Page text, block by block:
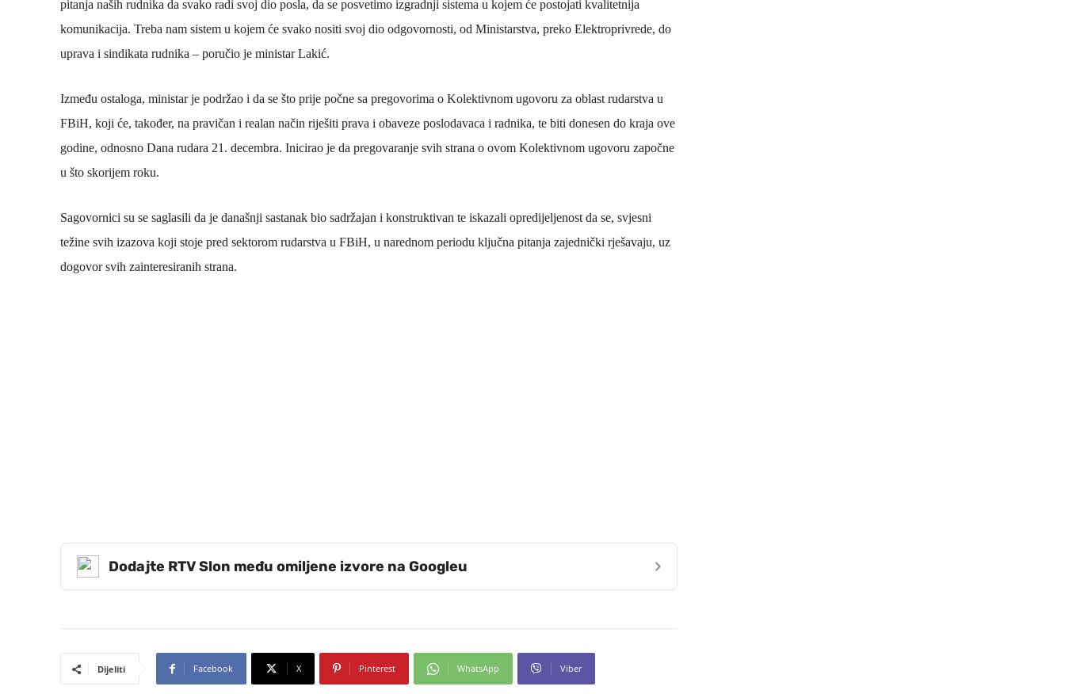
pitanja naših rudnika da svako radi svoj dio posla, da se posvetimo izgradnji sistema u kojem će postojati kvalitetnija
komunikacija. Treba nam sistem u kojem će svako nositi svoj dio odgovornosti, od Ministarstva, preko Elektroprivrede, do
uprava i sindikata rudnika – poručio je ministar Lakić.
Između ostaloga, ministar je podržao i da se što prije počne sa pregovorima o Kolektivnom ugovoru za oblast rudarstva u
FBiH, koji će, također, na pravičan i realan način riješiti prava i obaveze poslodavaca i radnika, te biti donesen do kraja ove
godine, odnosno Dana rudara 21. decembra. Inicirao je da pregovaranje svih strana o ovom Kolektivnom ugovoru započne
u što skorijem roku.
Sagovornici su se saglasili da je današnji sastanak bio sadržajan i konstruktivan te iskazali opredijeljenost da se, svjesni
težine svih izazova koji stoje pred sektorom rudarstva u FBiH, u narednom periodu ključna pitanja zajednički rješavaju, uz
dogovor svih zainteresiranih strana.
Dodajte RTV Slon među omiljene izvore na Googleu ›
Dijeliti Facebook X Pinterest WhatsApp Viber